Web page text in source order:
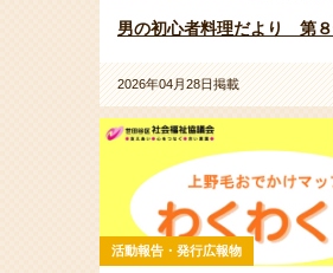
男の初心者料理だより 第
2026年04月28日掲載
活動報告・発行広報物